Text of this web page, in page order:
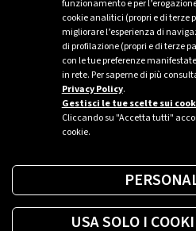
funzionamento e per
cookie analitici (propri e di terze
migliorare l’esperienza di
di profilazione (propri e di terze
con le tue preferenze
in rete. Per saperne di più
Privacy Policy.
Gestisci le tue scelte sui
Cliccando su "Accetta tutti"
cookie.
USA SOLO I
Per favore riprova piú tardi
Sei un’azienda
Trova la soluzione
Richiedi una